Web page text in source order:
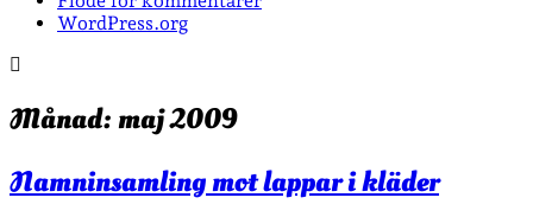
WordPress.org
Månad:maj 2009
Namninsamling mot lappar i kläder